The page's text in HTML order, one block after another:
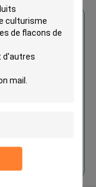
de 10 ml pour
culturisme